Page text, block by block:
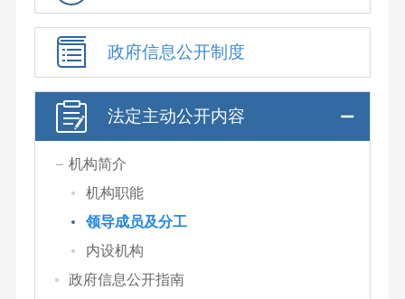
政府信息公开制度
法定主动公开内容
机构简介
机构职能
领导成员及分工
内设机构
政府信息公开指南